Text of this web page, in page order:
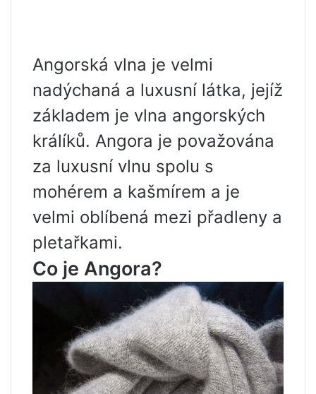
Angorská vlna je velmi
nadýchaná a luxusní látka, jejíž
základem je vlna angorských
králíků. Angora je považována
za luxusní vlnu spolu s
mohérem a kašmírem a je
velmi oblíbená mezi přadleny a
pletařkami.
Co je Angora?